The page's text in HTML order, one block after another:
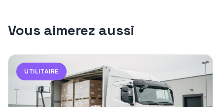
Vous aimerez aussi
UTILITAIRE